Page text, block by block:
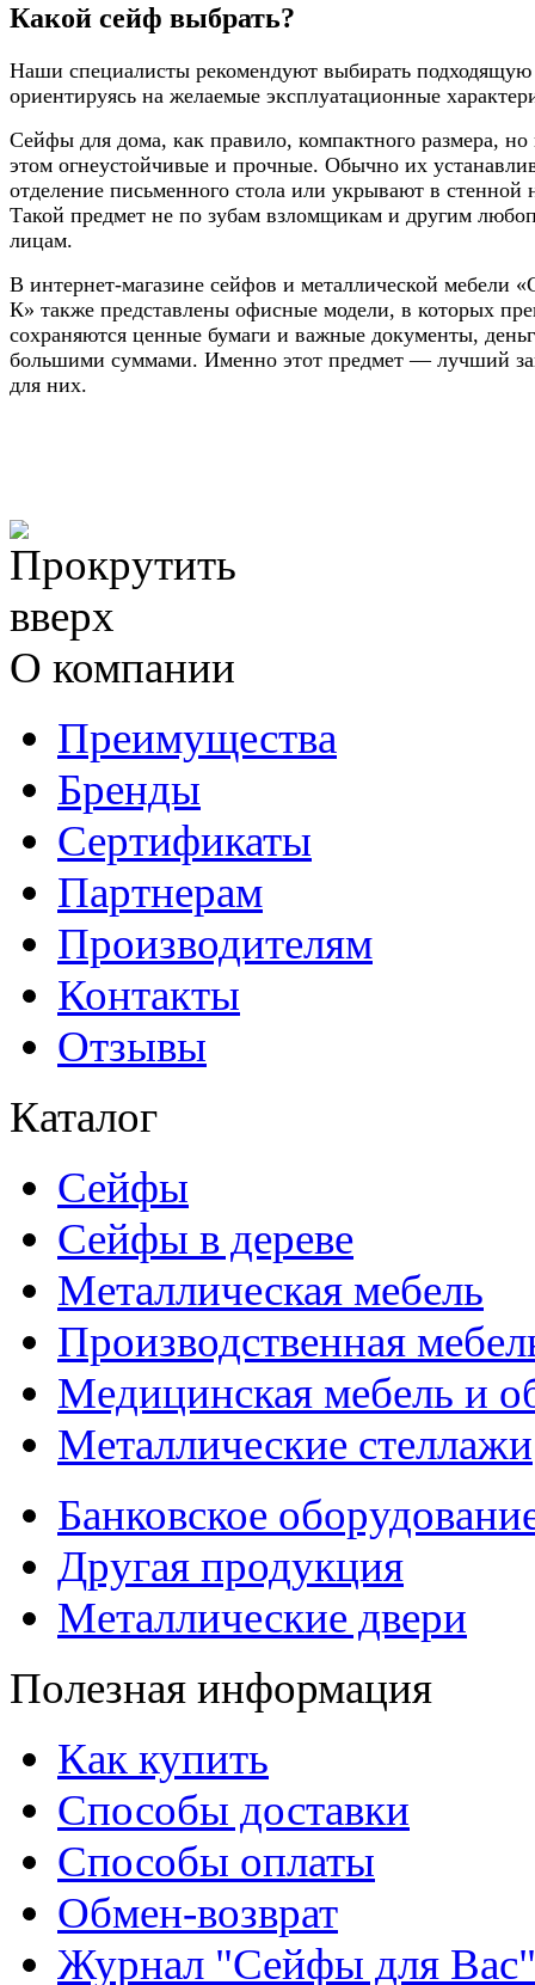
Какой сейф выбрать?
Наши специалисты рекомендуют выбирать подходящую
ориентируясь на желаемые эксплуатационные
Сейфы для дома, как правило, компактного размера, но
этом огнеустойчивые и прочные. Обычно их
отделение письменного стола или укрывают в стенной
Такой предмет не по зубам взломщикам и другим
лицам.
В интернет-магазине сейфов и металлической мебели
К» также представлены офисные модели, в которых
сохраняются ценные бумаги и важные документы,
большими суммами. Именно этот предмет — лучший
для них.
О компании
Преимущества
Бренды
Сертификаты
Партнерам
Производителям
Контакты
Отзывы
Каталог
Сейфы
Сейфы в дереве
Металлическая мебель
Производственная
Медицинская мебель и
Металлические стеллажи
Банковское
Другая продукция
Металлические двери
Полезная информация
Как купить
Способы доставки
Способы оплаты
Обмен-возврат
Журнал "Сейфы для Вас"